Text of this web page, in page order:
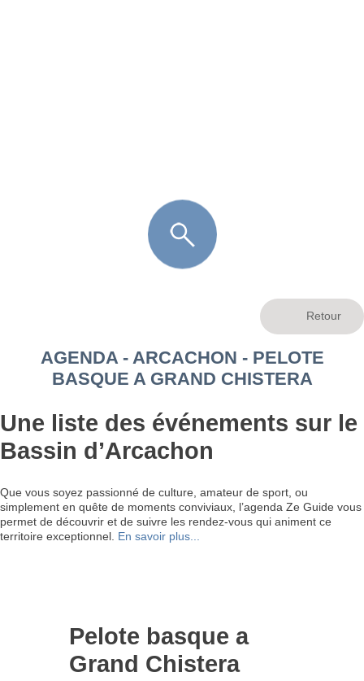
AGENDA - ARCACHON - PELOTE
BASQUE A GRAND CHISTERA
Une liste des événements sur le
Bassin d’Arcachon
Que vous soyez passionné de culture, amateur de sport, ou
simplement en quête de moments conviviaux, l’agenda Ze Guide vous
permet de découvrir et de suivre les rendez-vous qui animent ce
territoire exceptionnel. En savoir plus...
Pelote basque a
Grand Chistera